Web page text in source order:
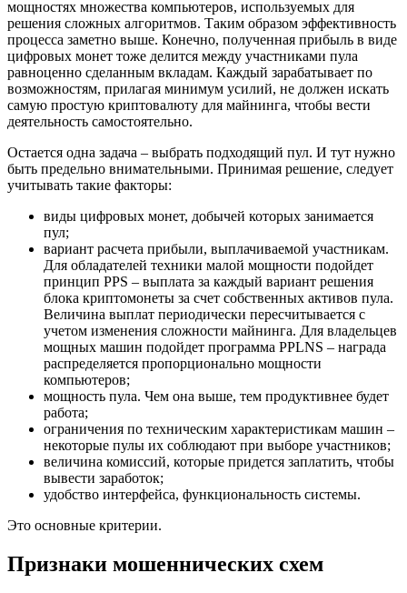
мощностях множества компьютеров, используемых для
решения сложных алгоритмов. Таким образом эффективность
процесса заметно выше. Конечно, полученная прибыль в виде
цифровых монет тоже делится между участниками пула
равноценно сделанным вкладам. Каждый зарабатывает по
возможностям, прилагая минимум усилий, не должен искать
самую простую криптовалюту для майнинга, чтобы вести
деятельность самостоятельно.
Остается одна задача – выбрать подходящий пул. И тут нужно
быть предельно внимательными. Принимая решение, следует
учитывать такие факторы:
виды цифровых монет, добычей которых занимается
пул;
вариант расчета прибыли, выплачиваемой участникам.
Для обладателей техники малой мощности подойдет
принцип PPS – выплата за каждый вариант решения
блока криптомонеты за счет собственных активов пула.
Величина выплат периодически пересчитывается с
учетом изменения сложности майнинга. Для владельцев
мощных машин подойдет программа PPLNS – награда
распределяется пропорционально мощности
компьютеров;
мощность пула. Чем она выше, тем продуктивнее будет
работа;
ограничения по техническим характеристикам машин –
некоторые пулы их соблюдают при выборе участников;
величина комиссий, которые придется заплатить, чтобы
вывести заработок;
удобство интерфейса, функциональность системы.
Это основные критерии.
Признаки мошеннических схем